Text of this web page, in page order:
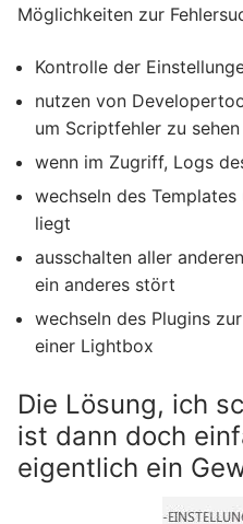
Möglichkeiten zur
Kontrolle der
nutzen von
um Scriptfehler zu sehen
wenn im Zugriff, Logs
wechseln des
liegt
ausschalten aller
ein anderes stört
wechseln des Plugins
einer Lightbox
Die Lösung, ich
ist dann doch
eigentlich ein